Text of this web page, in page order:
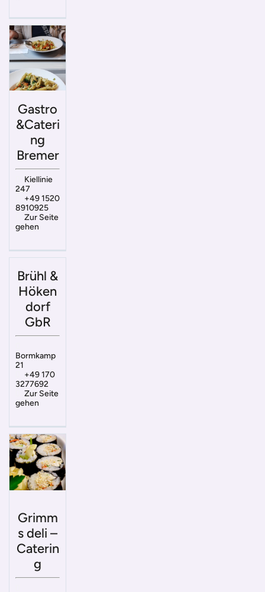
Gastro
&Cateri
ng
Bremer
Kiellinie
247
+49 1520
8910925
Zur Seite
gehen
Brühl &
Höken
dorf
GbR
Bormkamp
21
+49 170
3277692
Zur Seite
gehen
Grimm
s deli –
Caterin
g